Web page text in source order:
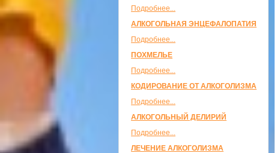
Подробнее...
АЛКОГОЛЬНАЯ ЭНЦЕФАЛОПАТИЯ
Подробнее...
ПОХМЕЛЬЕ
Подробнее...
КОДИРОВАНИЕ ОТ АЛКОГОЛИЗМА
Подробнее...
АЛКОГОЛЬНЫЙ ДЕЛИРИЙ
Подробнее...
ЛЕЧЕНИЕ АЛКОГОЛИЗМА